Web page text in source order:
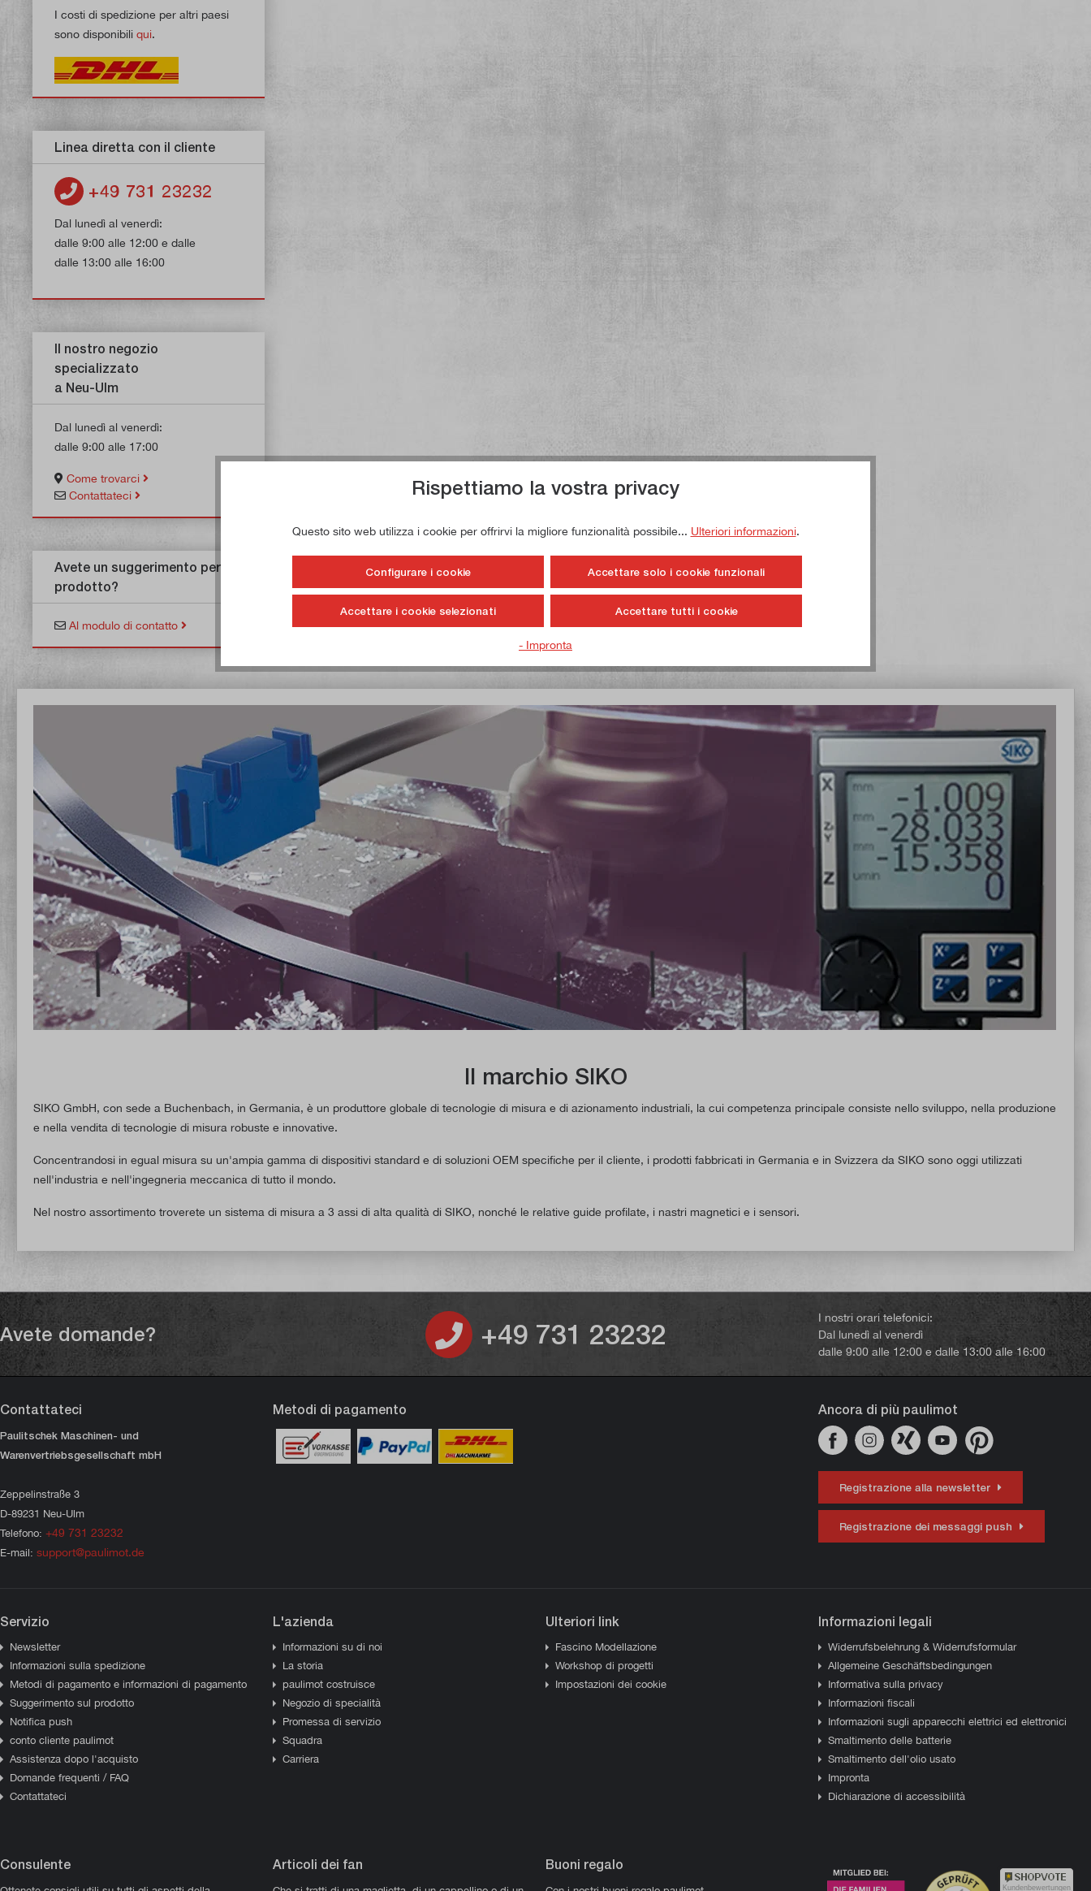
I costi di spedizione per altri paesi
sono disponibili qui.
Linea diretta con il cliente
+49 731 23232
Dal lunedì al venerdì:
dalle 9:00 alle 12:00 e dalle
dalle 13:00 alle 16:00
Il nostro negozio
specializzato
a Neu-Ulm
Dal lunedì al venerdì:
dalle 9:00 alle 17:00
Come trovarci
Contattateci
Avete un suggerimento per un
prodotto?
Al modulo di contatto
Il marchio SIKO
SIKO GmbH, con sede a Buchenbach, in Germania, è un produttore globale di tecnologie di misura e di azionamento industriali, la cui competenza principale consiste nello sviluppo, nella produzione
e nella vendita di tecnologie di misura robuste e innovative.
Concentrandosi in egual misura su un'ampia gamma di dispositivi standard e di soluzioni OEM specifiche per il cliente, i prodotti fabbricati in Germania e in Svizzera da SIKO sono oggi utilizzati
nell'industria e nell'ingegneria meccanica di tutto il mondo.
Nel nostro assortimento troverete un sistema di misura a 3 assi di alta qualità di SIKO, nonché le relative guide profilate, i nastri magnetici e i sensori.
Avete domande? +49 731 23232
I nostri orari telefonici:
Dal lunedì al venerdì
dalle 9:00 alle 12:00 e dalle 13:00 alle 16:00
Contattateci
Paulitschek Maschinen- und
Warenvertriebsgesellschaft mbH
Zeppelinstraße 3
D-89231 Neu-Ulm
Telefono: +49 731 23232
E-mail: support@paulimot.de
Metodi di pagamento Ancora di più paulimot
Registrazione alla newsletter
Registrazione dei messaggi push
Servizio
Newsletter
Informazioni sulla spedizione
Metodi di pagamento e informazioni di pagamento
Suggerimento sul prodotto
Notifica push
conto cliente paulimot
Assistenza dopo l'acquisto
Domande frequenti / FAQ
Contattateci
L'azienda
Informazioni su di noi
La storia
paulimot costruisce
Negozio di specialità
Promessa di servizio
Squadra
Carriera
Ulteriori link
Fascino Modellazione
Workshop di progetti
Impostazioni dei cookie
Informazioni legali
Widerrufsbelehrung & Widerrufsformular
Allgemeine Geschäftsbedingungen
Informativa sulla privacy
Informazioni fiscali
Informazioni sugli apparecchi elettrici ed elettronici
Smaltimento delle batterie
Smaltimento dell'olio usato
Impronta
Dichiarazione di accessibilità
Consulente Articoli dei fan Buoni regalo
Kundenbewertungen
Rispettiamo la vostra privacy
Questo sito web utilizza i cookie per offrirvi la migliore funzionalità possibile... Ulteriori informazioni.
Configurare i cookie Accettare solo i cookie funzionali
Accettare i cookie selezionati Accettare tutti i cookie
- Impronta